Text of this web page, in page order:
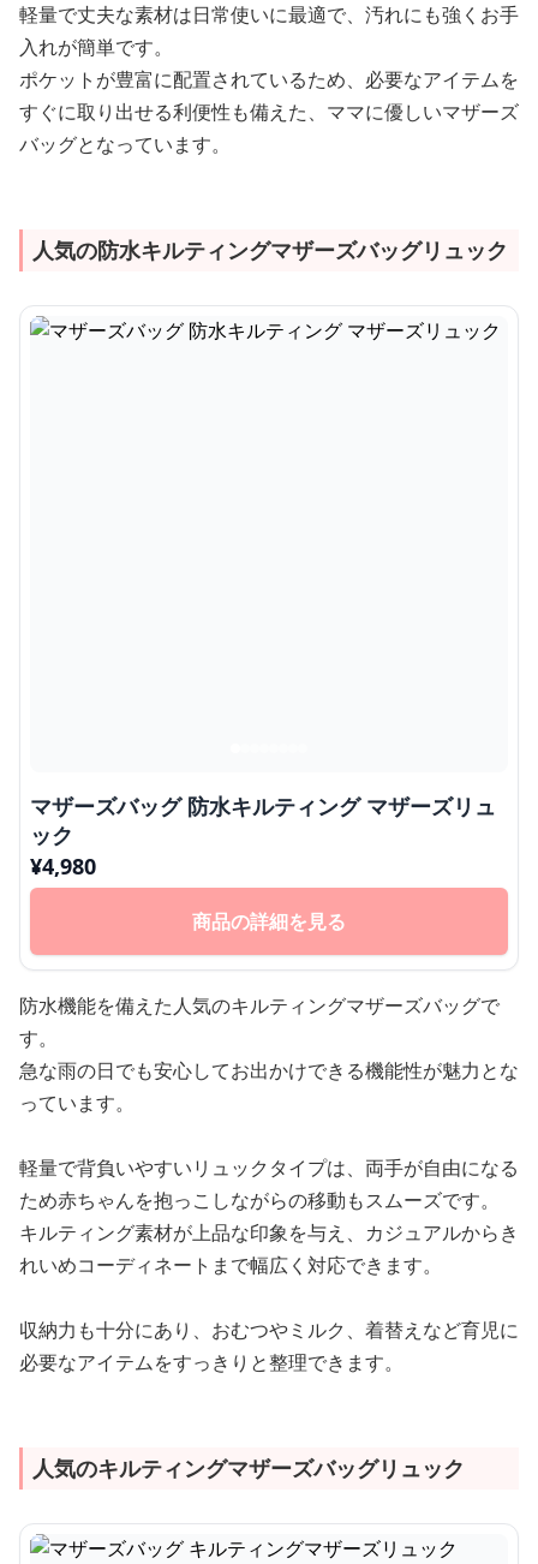
軽量で丈夫な素材は日常使いに最適で、汚れにも強くお手
入れが簡単です。
ポケットが豊富に配置されているため、必要なアイテムを
すぐに取り出せる利便性も備えた、ママに優しいマザーズ
バッグとなっています。
人気の防水キルティングマザーズバッグリュック
マザーズバッグ 防水キルティング マザーズリュ
ック
¥4,980
商品の詳細を見る
防水機能を備えた人気のキルティングマザーズバッグで
す。
急な雨の日でも安心してお出かけできる機能性が魅力とな
っています。
軽量で背負いやすいリュックタイプは、両手が自由になる
ため赤ちゃんを抱っこしながらの移動もスムーズです。
キルティング素材が上品な印象を与え、カジュアルからき
れいめコーディネートまで幅広く対応できます。
収納力も十分にあり、おむつやミルク、着替えなど育児に
必要なアイテムをすっきりと整理できます。
人気のキルティングマザーズバッグリュック